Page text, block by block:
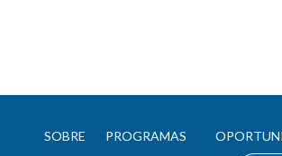
SOBRE PROGRAMAS